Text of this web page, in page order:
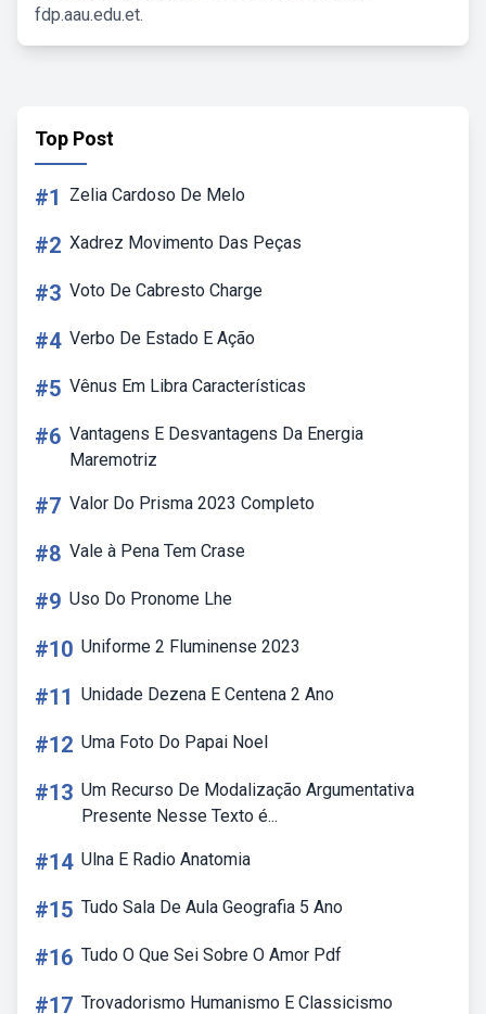
fdp.aau.edu.et.
Top Post
#1 Zelia Cardoso De Melo
#2 Xadrez Movimento Das Peças
#3 Voto De Cabresto Charge
#4 Verbo De Estado E Ação
#5 Vênus Em Libra Características
#6 Vantagens E Desvantagens Da Energia
Maremotriz
#7 Valor Do Prisma 2023 Completo
#8 Vale à Pena Tem Crase
#9 Uso Do Pronome Lhe
#10 Uniforme 2 Fluminense 2023
#11 Unidade Dezena E Centena 2 Ano
#12 Uma Foto Do Papai Noel
#13 Um Recurso De Modalização Argumentativa
Presente Nesse Texto é...
#14 Ulna E Radio Anatomia
#15 Tudo Sala De Aula Geografia 5 Ano
#16 Tudo O Que Sei Sobre O Amor Pdf
#17 Trovadorismo Humanismo E Classicismo